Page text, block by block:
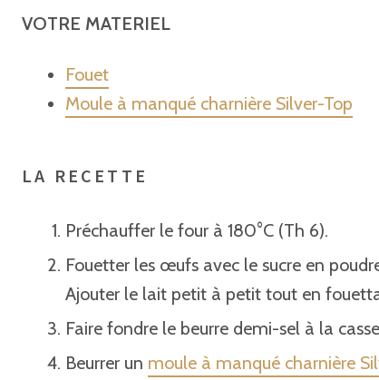
VOTRE MATERIEL
Fouet
Moule à manqué charnière Silver-Top
LA RECETTE
Préchauffer le four à 180°C (Th 6).
Fouetter les œufs avec le sucre en
Ajouter le lait petit à petit tout en
Faire fondre le beurre demi-sel à la
Beurrer un moule à manqué charnière